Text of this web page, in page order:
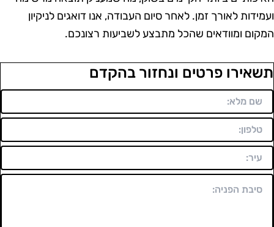
לאורך זמן. לאחר סיום העבודה, אנו דואגים לניקיון
ומוודאים שהכל מתבצע לשביעות רצונכם.
פרטים ונחזור בהקדם